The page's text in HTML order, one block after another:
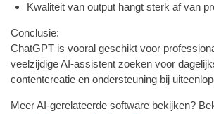
Kwaliteit van output hangt sterk af van
Conclusie:
ChatGPT is vooral geschikt voor
veelzijdige AI-assistent zoeken voor
contentcreatie en ondersteuning bij
Meer AI-gerelateerde software bekijken?